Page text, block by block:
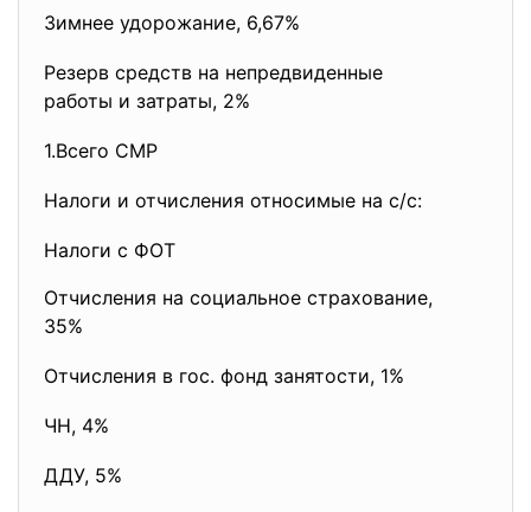
Зимнее удорожание, 6,67%
Резерв средств на непредвиденные
работы и затраты, 2%
1.Всего СМР
Налоги и отчисления относимые на с/с:
Налоги с ФОТ
Отчисления на социальное страхование,
35%
Отчисления в гос. фонд занятости, 1%
ЧН, 4%
ДДУ, 5%